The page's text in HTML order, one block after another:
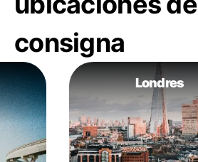
consigna
Londres